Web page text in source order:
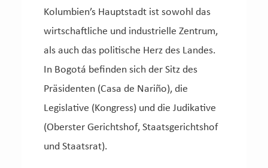
Kolumbien’s Hauptstadt ist sowohl das
wirtschaftliche und industrielle Zentrum,
als auch das politische Herz des Landes.
In Bogotá befinden sich der Sitz des
Präsidenten (Casa de Nariño), die
Legislative (Kongress) und die Judikative
(Oberster Gerichtshof, Staatsgerichtshof
und Staatsrat).